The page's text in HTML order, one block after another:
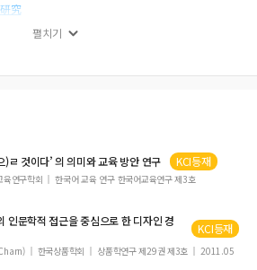
究
난 結婚様相考察
」と「그게」
関する一考察
祀る習俗
일 무도 관련성 연구
펼치기
)ㄹ 것이다’의의미와 교육 방안 연구 KCI등재
육연구학회
한국어 교육 연구 한국어교육연구 제3호
인문학적 접근을 중심으로 한 디자인 경
KCI등재
한국상품학회 상품학연구 제29권 제3호 2011.05